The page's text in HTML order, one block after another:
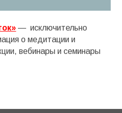
— исключительно
о медитации и
вебинары и семинары